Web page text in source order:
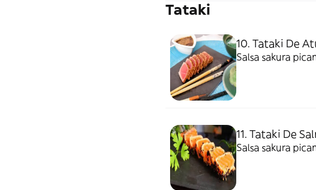
Tataki
10. Tataki De
Salsa sakura
11. Tataki De
Salsa sakura